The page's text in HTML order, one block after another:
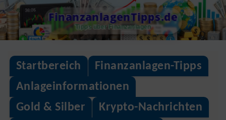
Skip
to
content
FinanzanlagenTipps.de
Tipps über Finanzanlagen
Startbereich
Finanzanlagen-Tipps
Anlageinformationen
Gold & Silber
Krypto-Nachrichten